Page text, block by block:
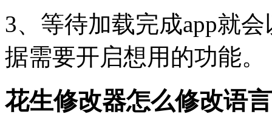
3、等待加载完成app就
据需要开启想用的功能。
花生修改器怎么修改语言